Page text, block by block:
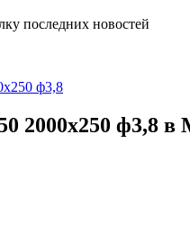
последних новостей
ф3,8
2000х250 ф3,8 в